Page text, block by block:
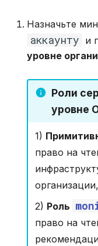
Назначьте
аккаунту и
уровне
Роли
уровне
1)
право на
организации,
2) Роль
право на